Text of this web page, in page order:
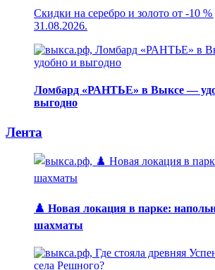
Скидки на серебро и золото от -10
31.08.2026.
Ломбард «РАНТЬЕ» в Выксе —
выгодно
Лента
♟️ Новая локация в парке:
шахматы